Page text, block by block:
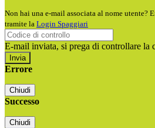
Non hai una e-mail associata al nome utente?
tramite la Login Spaggiari
E-mail inviata, si prega di controllare la
Errore
Chiudi
Successo
Chiudi